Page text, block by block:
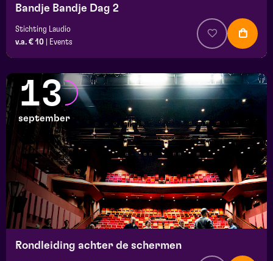
Bandje Bandje Dag 2
Stichting Laudio
v.a. € 10
Events
13
september
Rondleiding achter de schermen